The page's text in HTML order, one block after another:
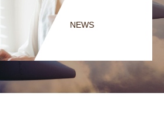
NEWS